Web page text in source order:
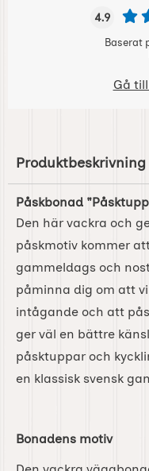
4.9
Baserat
Gå
Produktbeskrivning
Påskbonad
Den här vackra och
påskmotiv kommer
gammeldags och
påminna dig om att
intågande och att
ger väl en bättre
påsktuppar och
en klassisk svensk
Bonadens motiv